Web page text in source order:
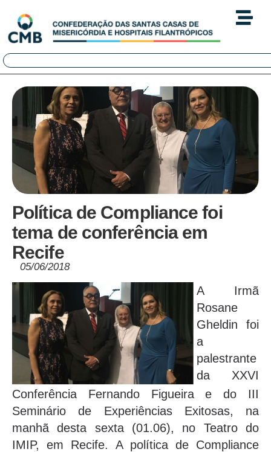
Política de Compliance foi
tema de conferência em
Recife
05/06/2018
A Irmã
Rosane
Gheldin foi
a
palestrante
da XXVI
Conferência Fernando Figueira e do III
Seminário de Experiências Exitosas, na
manhã desta sexta (01.06), no Teatro do
IMIP, em Recife. A política de Compliance